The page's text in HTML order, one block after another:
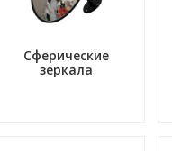
Сферические
зеркала